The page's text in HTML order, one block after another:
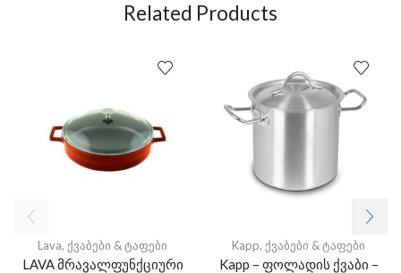
Related Products
Lava, ქვაბები & ტაფები
LAVA მრავალფუნქციური
Kapp, ქვაბები & ტაფები
Kapp – ფოლადის ქვაბი –